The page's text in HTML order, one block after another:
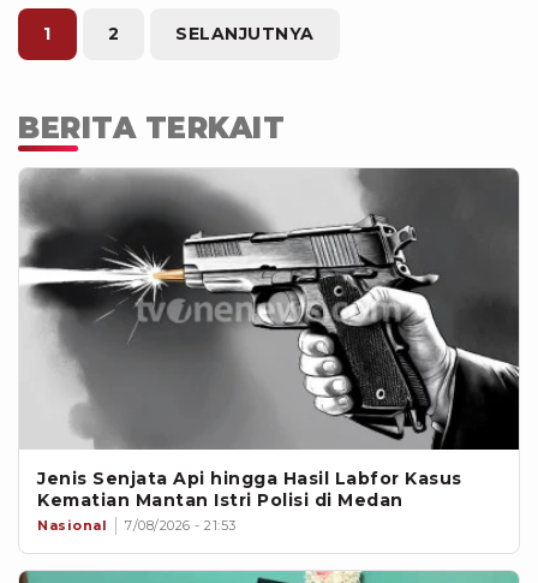
banyak anak santri laki-laki,” katanya,
dikutip dari YouTube Denny Sumargo.
1 2 SELANJUTNYA
BERITA TERKAIT
Jenis Senjata Api hingga Hasil Labfor Kasus
Kematian Mantan Istri Polisi di Medan
Nasional 7/08/2026 - 21:53